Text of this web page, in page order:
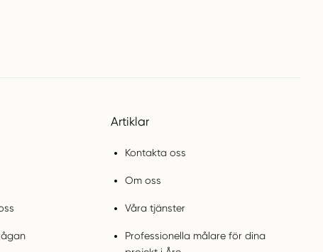
Artiklar
Kontakta oss
Om oss
Våra tjänster
Professionella målare för dina